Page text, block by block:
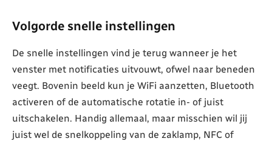
Volgorde snelle instellingen
De snelle instellingen vind je terug wanneer je het
venster met notificaties uitvouwt, ofwel naar beneden
veegt. Bovenin beeld kun je WiFi aanzetten, Bluetooth
activeren of de automatische rotatie in- of juist
uitschakelen. Handig allemaal, maar misschien wil jij
juist wel de snelkoppeling van de zaklamp, NFC of